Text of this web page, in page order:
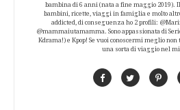
bambina di 6 anni (nata a fine maggio 2019).
bambini, ricette, viaggi in famiglia e molto
addicted, di conseguenza ho 2 profili:
@mammaiutamamma. Sono appassionata di
Kdrama!) e Kpop! Se vuoi conoscermi meglio
una sorta di viaggio nel
FacebookTwitter